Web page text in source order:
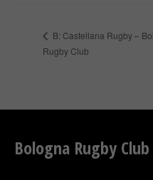
B: Castellana Rugby –
Rugby Club
Bologna Rugby Club